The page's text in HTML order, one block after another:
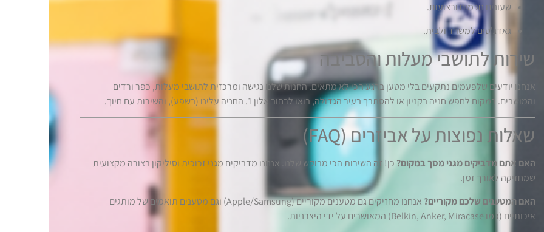
שעונים חכמים ורצועות.
גאדג'טים למשרד ולבית.
שירות לתושבי מעלות והסביבה
אנחנו יודעים שלפעמים נתקעים בלי מטען ברגע הכי לא מתאים. החנות שלנו נגישה ומרכזית לתושבי מעלות, כפר ורדים
והמושבים. במקום לחפש חניה בקניון או להסתבך בעיר הגדולה, בואו לרחוב אלון 1. החניה עלינו (בשפע), והשירות עם חיוך.
שאלות נפוצות על אביזרים (FAQ)
האם אתם מדביקים מגני מסך במקום? כן! זה השירות הכי מבוקש שלנו. אנחנו מדביקים מגני זכוכית וסיליקון בצורה מקצועית
שמחזיקה לאורך זמן.
האם המטענים שלכם מקוריים?
אנחנו מחזיקים גם מטענים מקוריים (Apple/Samsung) וגם מטענים תואמים של מותגים
איכותיים (כמו Belkin, Anker, Miracase) המאושרים על ידי היצרניות.